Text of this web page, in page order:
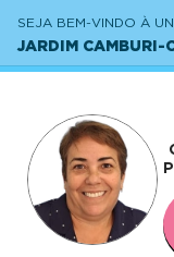
SEJA BEM-VINDO À
JARDIM CAMBURI-